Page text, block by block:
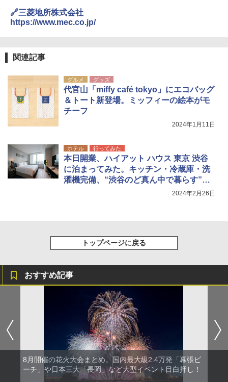
￥2,695
￥1,540
[キャンパーズコレクション 山善] 傘みたいに
￥8,991
Coleman(コールマン) ツーリングドーム/LD
X 2人用 3人用 キャンプ アウトドア フェス
収納 コンパクト 簡単設営 カンガルーテント
￥20,718
￥3,680
￥6,459
ポインターライト 強力 小型 緑色/赤色/青紫色
USB充電式 高精度 超長距離照射 長時間使用
可能 安全ロック付き 高安全性 金属製耐久 コ
ア/オフィス/教育現場/展示会用 緑
￥1,180
🔗三菱地所株式会社
https://www.mec.co.jp/
関連記事
グルメ グッズ
代官山「miffy café tokyo」にエコバッグ
＆トート新登場。ミッフィーの絵本がモ
チーフ
2024年1月11日
ホテル 行ってみた
本日開業、ハイアット ハウス 東京 渋谷
に泊まってみた。キッチン・冷蔵庫・洗
濯機完備、“渋谷のど真ん中で暮らす”ホ
2024年2月26日
トップページに戻る
おすすめ記事
8月開催の花火大会まとめ。国内最大級2.4万発「幕張ビ
ーチ」や日本三大「長岡」など大型イベント目白押し！